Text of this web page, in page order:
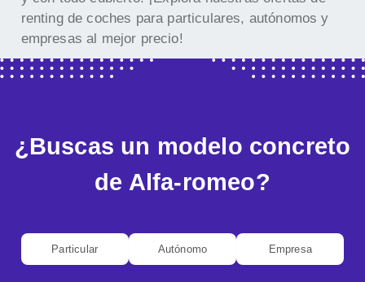
renting de coches para particulares, autónomos y
empresas al mejor precio!
¿Buscas un modelo concreto
de Alfa-romeo?
Particular Autónomo Empresa